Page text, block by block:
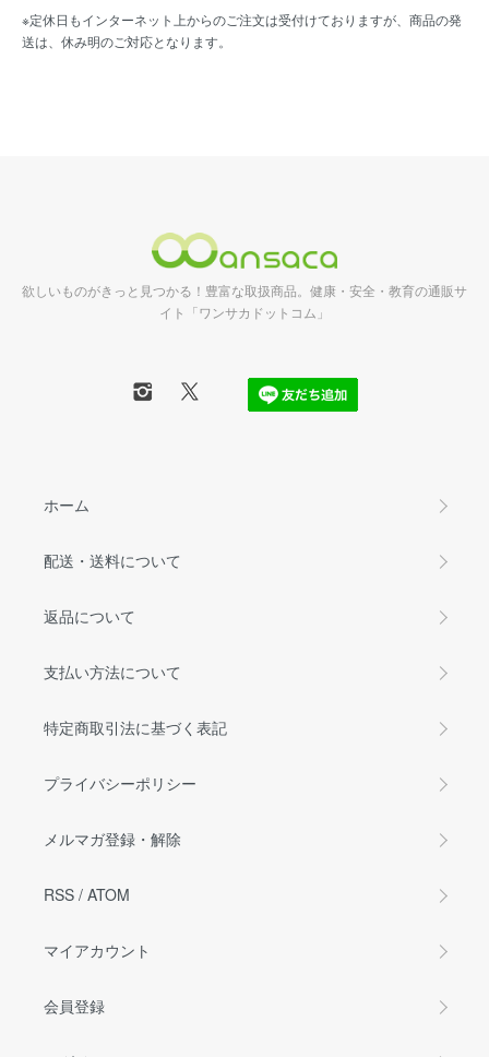
※定休日もインターネット上からのご注文は受付けておりますが、商品の発
送は、休み明のご対応となります。
欲しいものがきっと見つかる！豊富な取扱商品。健康・安全・教育の通販サ
イト「ワンサカドットコム」
ホーム
配送・送料について
返品について
支払い方法について
特定商取引法に基づく表記
プライバシーポリシー
メルマガ登録・解除
RSS / ATOM
マイアカウント
会員登録